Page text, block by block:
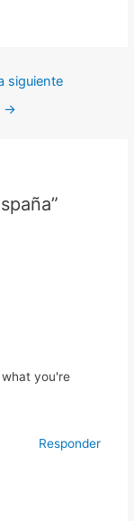
siguiente
→
you're
Responder